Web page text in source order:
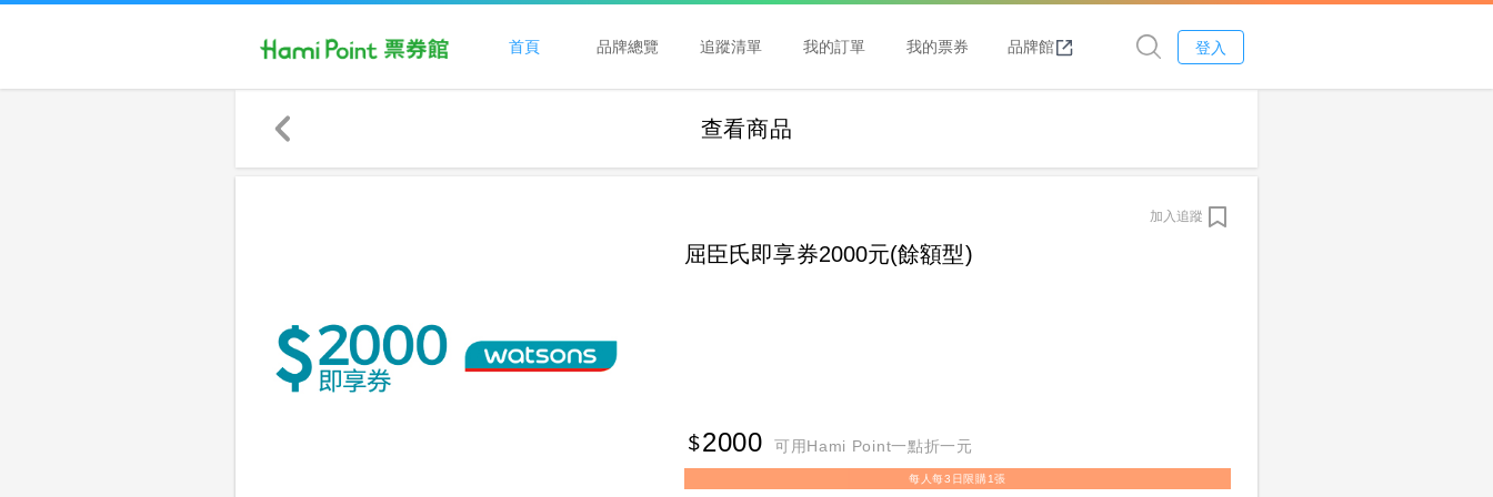
首頁 品牌總覽 追蹤清單 我的訂單 我的票券 品牌館 登入
查看商品
加入追蹤
屈臣氏即享券2000元(餘額型)
2000 可用Hami Point一點折一元
每人每3日限購1張